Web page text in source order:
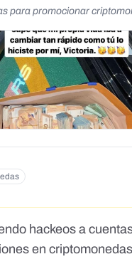
para promocionar
hackeos a
en